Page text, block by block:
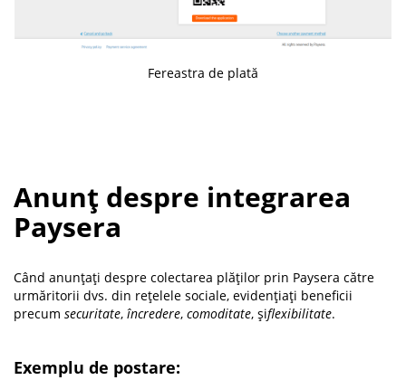
Fereastra de plată
Anunț despre integrarea
Paysera
Când anunțați despre colectarea plăților prin Paysera către
urmăritorii dvs. din rețelele sociale, evidențiați beneficii
precum securitate, încredere, comoditate, șiflexibilitate.
Exemplu de postare: